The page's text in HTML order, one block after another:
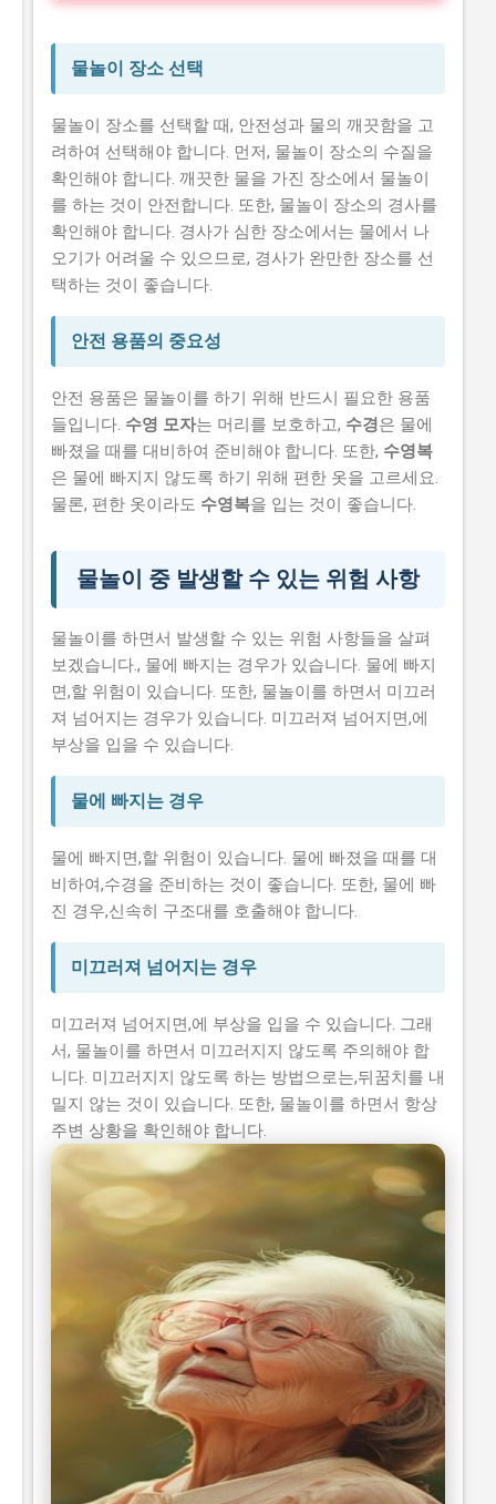
물놀이 장소 선택
물놀이 장소를 선택할 때, 안전성과 물의 깨끗함을 고
려하여 선택해야 합니다. 먼저, 물놀이 장소의 수질을
확인해야 합니다. 깨끗한 물을 가진 장소에서 물놀이
를 하는 것이 안전합니다. 또한, 물놀이 장소의 경사를
확인해야 합니다. 경사가 심한 장소에서는 물에서 나
오기가 어려울 수 있으므로, 경사가 완만한 장소를 선
택하는 것이 좋습니다.
안전 용품의 중요성
안전 용품은 물놀이를 하기 위해 반드시 필요한 용품
들입니다. 수영 모자는 머리를 보호하고, 수경은 물에
빠졌을 때를 대비하여 준비해야 합니다. 또한, 수영복
은 물에 빠지지 않도록 하기 위해 편한 옷을 고르세요.
물론, 편한 옷이라도 수영복을 입는 것이 좋습니다.
물놀이 중 발생할 수 있는 위험 사항
물놀이를 하면서 발생할 수 있는 위험 사항들을 살펴
보겠습니다., 물에 빠지는 경우가 있습니다. 물에 빠지
면,할 위험이 있습니다. 또한, 물놀이를 하면서 미끄러
져 넘어지는 경우가 있습니다. 미끄러져 넘어지면,에
부상을 입을 수 있습니다.
물에 빠지는 경우
물에 빠지면,할 위험이 있습니다. 물에 빠졌을 때를 대
비하여,수경을 준비하는 것이 좋습니다. 또한, 물에 빠
진 경우,신속히 구조대를 호출해야 합니다.
미끄러져 넘어지는 경우
미끄러져 넘어지면,에 부상을 입을 수 있습니다. 그래
서, 물놀이를 하면서 미끄러지지 않도록 주의해야 합
니다. 미끄러지지 않도록 하는 방법으로는,뒤꿈치를 내
밀지 않는 것이 있습니다. 또한, 물놀이를 하면서 항상
주변 상황을 확인해야 합니다.